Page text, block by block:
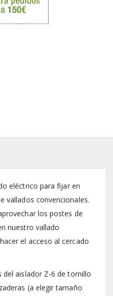
eléctrico para fijar en
vallados convencionales.
los postes de
nuestro vallado
el acceso al cercado
del aislador Z-6 de tornillo
(a elegir tamaño